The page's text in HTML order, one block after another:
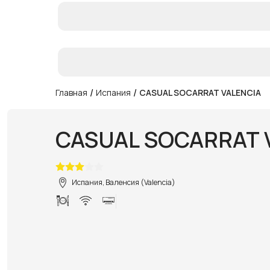
Главная / Испания / CASUAL SOCARRAT VALENCIA
CASUAL SOCARRAT
Испания, Валенсия (Valencia)